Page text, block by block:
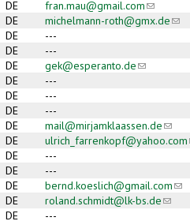
DE fran.mau@gmail.com(link
DE michelmann-roth@gmx.de
DE ---
DE ---
DE gek@esperanto.de(link sends
DE ---
DE ---
DE ---
DE mail@mirjamklaassen.de(link
DE ulrich_farrenkopf@yahoo.com
DE ---
DE ---
DE bernd.koeslich@gmail.com
DE roland.schmidt@lk-bs.de(link
DE ---